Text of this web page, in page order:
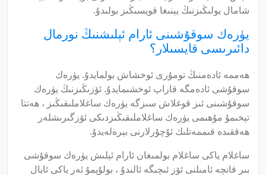
شامال يولىڭىزنىڭ يېنىغا قويسىڭىز بولىدۇ.
يۈرەك سوقۇشىنى ئارام ئېلىشنىڭ نورمال
دائىرىسى قايسىلار؟
ھەممە ئادەمنىڭ تومۇرى ئوخشاش بولمايدۇ. يۈرەك
سوقۇشى ئادەمگە قاراپ ئوخشىمايدۇ. ئۆزىڭىزنىڭ يۈرەك
سوقۇشىنى ئىز قوغلاش سىزگە يۈرەك ساغلاملىقىڭىز ، ھەتتا
تېخىمۇ مۇھىمى يۈرەك ساغلاملىقىڭىزدىكى ئۆزگىرىشلەر
ھەققىدە قىممەتلىك ئۇچۇرلارنى بېرەلەيدۇ.
ساغلام ياكى ساغلام بولمىغان ئارام ئېلىش يۈرەك سوقۇشى
بىر قانچە ئامىلنى ئۆز ئىچىگە ئالىدۇ ، بولۇپمۇ ئەر ياكى ئايال